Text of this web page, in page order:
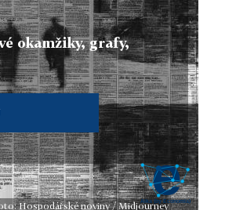
okamžiky, grafy,
Hospodářské noviny / Midjourney